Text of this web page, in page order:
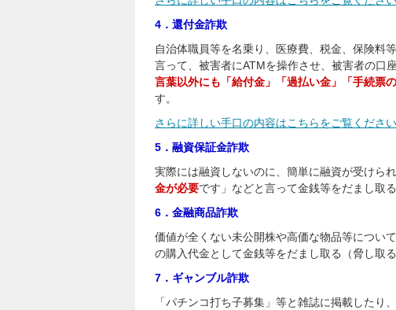
4．還付金詐欺
自治体職員等を名乗り、医療費、税金、保険料
言って、被害者にATMを操作させ、被害者の口
言葉以外にも「給付金」「過払い金」「手続票の
す。
さらに詳しい手口の内容はこちらをご覧ください
5．融資保証金詐欺
実際には融資しないのに、簡単に融資が受けら
金が必要です」などと言って金銭等をだまし取
6．金融商品詐欺
価値が全くない未公開株や高価な物品等につい
の購入代金として金銭等をだまし取る（脅し取る
7．ギャンブル詐欺
「パチンコ打ち子募集」等と雑誌に掲載したり